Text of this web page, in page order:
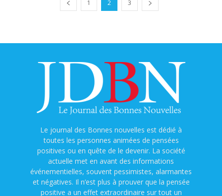
1 2 3
Le journal des Bonnes nouvelles est dédié à
toutes les personnes animées de pensées
positives ou en quête de le devenir. La société
actuelle met en avant des informations
événementielles, souvent pessimistes, alarmantes
et négatives. Il n’est plus à prouver que la pensée
positive a un effet extraordinaire sur tout un